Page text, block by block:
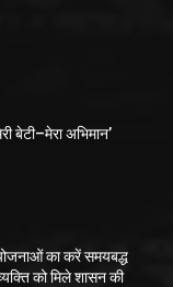
बेटी–मेरा अभिमान’
का करें समयबद्ध
को मिले शासन की